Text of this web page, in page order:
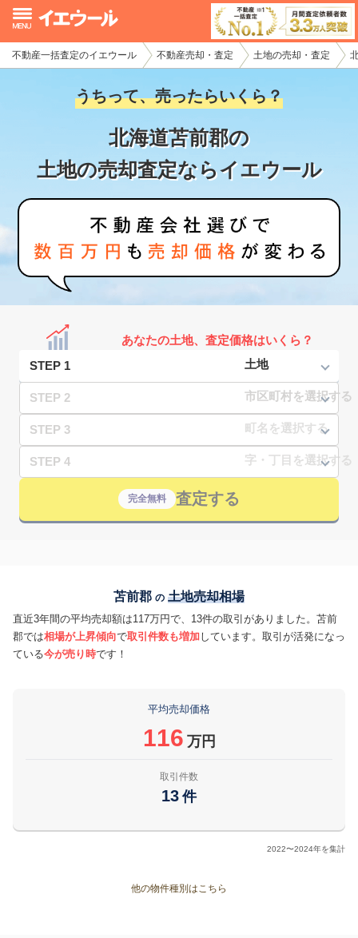
不動産一括査定のイエウール 不動産売却・査定 土地の売却・査定
うちって、売ったらいくら？
北海道苫前郡の
土地の売却査定ならイエウール
あなたの土地、査定価格はいくら？
STEP 1
STEP 2
STEP 3
STEP 4
完全無料 査定する
苫前郡 の 土地売却相場
直近3年間の平均売却額は117万円で、13件の取引がありました。苫前
郡では相場が上昇傾向で取引件数も増加しています。取引が活発になっ
ている今が売り時です！
平均売却価格
116 万円
取引件数
13 件
2022〜2024年を集計
他の物件種別はこちら
イエウール加盟希望の不動産会社様
初めての方へ
不動産の売却・一括査定
家査定シミュレーター
お問い合わせ